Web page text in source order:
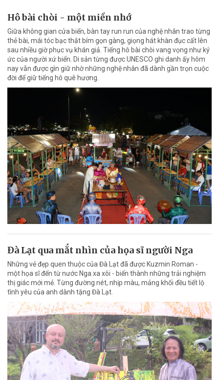
Hô bài chòi - một miền nhớ
Giữa không gian cửa biển, bàn tay run run của nghệ nhân trao từng
thẻ bài, mái tóc bạc thắt bím gọn gàng, giọng hát khàn đục cất lên
sau nhiều giờ phục vụ khán giả. Tiếng hô bài chòi vang vọng như ký
ức của người xứ biển. Di sản từng được UNESCO ghi danh ấy hôm
nay vẫn được gìn giữ nhờ những nghệ nhân đã dành gần trọn cuộc
đời để giữ tiếng hô quê hương.
Đà Lạt qua mắt nhìn của họa sĩ người Nga
Những vẻ đẹp quen thuộc của Đà Lạt đã được Kuzmin Roman -
một họa sĩ đến từ nước Nga xa xôi - biến thành những trải nghiệm
thị giác mới mẻ. Từng đường nét, nhịp màu, mảng khối đều tiết lộ
tình yêu của anh dành tặng Đà Lạt.